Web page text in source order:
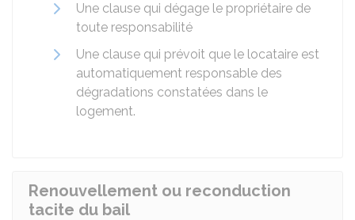
Une clause qui dégage le propriétaire de
toute responsabilité
Une clause qui prévoit que le locataire est
automatiquement responsable des
dégradations constatées dans le
logement.
Renouvellement ou reconduction
tacite du bail